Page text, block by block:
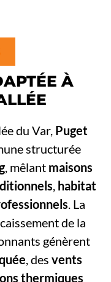
À
du Var, Puget
structurée
, mêlant maisons
, habitat
. La
de la
génèrent
, desvents
thermiques